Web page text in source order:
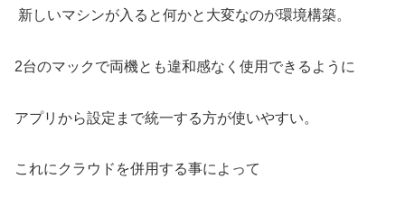
新しいマシンが入ると何かと大変なのが環境構築。
2台のマックで両機とも違和感なく使用できるように
アプリから設定まで統一する方が使いやすい。
これにクラウドを併用する事によって